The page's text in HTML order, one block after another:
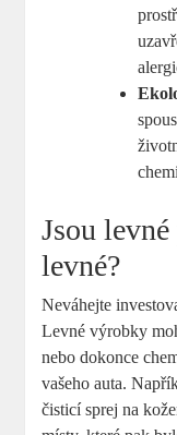
Jsou
levné?
Neváhejte
Levné výrobky
nebo dokonce
vašeho auta.
čisticí sprej na